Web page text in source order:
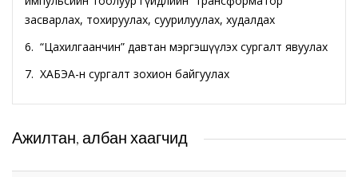
Хөдөлмөр, халамжийн үйлчилгээний газар
Шүүх шинжилгээний хэлтэс
Шүүхийн шийдвэр гүйцэтгэх газар-437 дугаар
засварлах, тохируулах, суурилуулах, худалдах
6. “Цахилгаанчин” давтан мэргэшүүлэх сургалт явуулах
7. ХАБЭА-н сургалт зохион байгуулах
Ажилтан, албан хаагчид